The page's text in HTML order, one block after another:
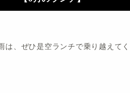
は、ぜひ是空ランチで乗り越えて